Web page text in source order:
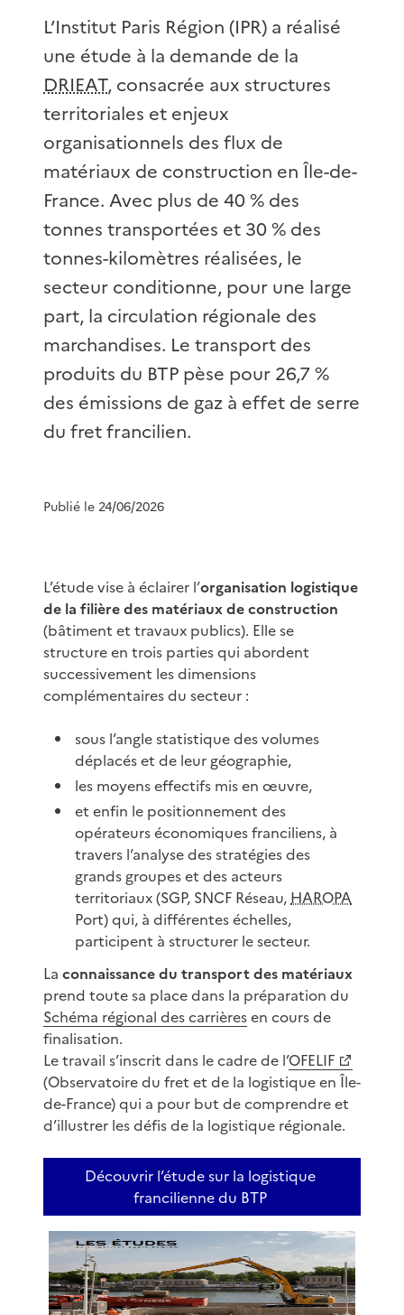
L’Institut Paris Région (IPR) a réalisé
une étude à la demande de la
DRIEAT, consacrée aux structures
territoriales et enjeux
organisationnels des flux de
matériaux de construction en Île-de-
France. Avec plus de 40 % des
tonnes transportées et 30 % des
tonnes-kilomètres réalisées, le
secteur conditionne, pour une large
part, la circulation régionale des
marchandises. Le transport des
produits du BTP pèse pour 26,7 %
des émissions de gaz à effet de serre
du fret francilien.
Publié le 24/06/2026
L’étude vise à éclairer l’organisation logistique
de la filière des matériaux de construction
(bâtiment et travaux publics). Elle se
structure en trois parties qui abordent
successivement les dimensions
complémentaires du secteur :
sous l’angle statistique des volumes
déplacés et de leur géographie,
les moyens effectifs mis en œuvre,
et enfin le positionnement des
opérateurs économiques franciliens, à
travers l’analyse des stratégies des
grands groupes et des acteurs
territoriaux (SGP, SNCF Réseau, HAROPA
Port) qui, à différentes échelles,
participent à structurer le secteur.
La connaissance du transport des matériaux
prend toute sa place dans la préparation du
Schéma régional des carrièresen cours de
finalisation.
Le travail s’inscrit dans le cadre de l’OFELIF
(Observatoire du fret et de la logistique en Île-
de-France) qui a pour but de comprendre et
d’illustrer les défis de la logistique régionale.
Découvrir l’étude sur la logistique
francilienne du BTP